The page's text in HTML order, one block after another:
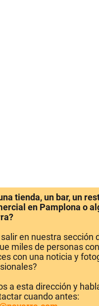
tienda, un bar, un
en Pamplona o
en nuestra sección
miles de personas
con una noticia y
a esta dirección y
cuando antes: